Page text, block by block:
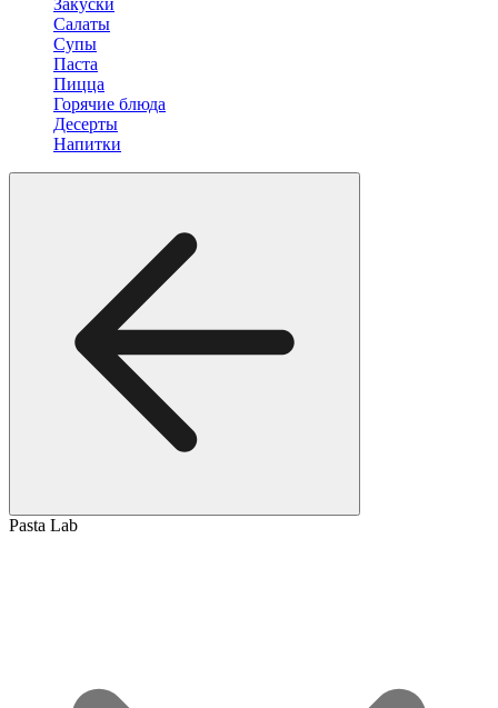
Закуски
Салаты
Супы
Паста
Пицца
Горячие блюда
Десерты
Напитки
Pasta Lab